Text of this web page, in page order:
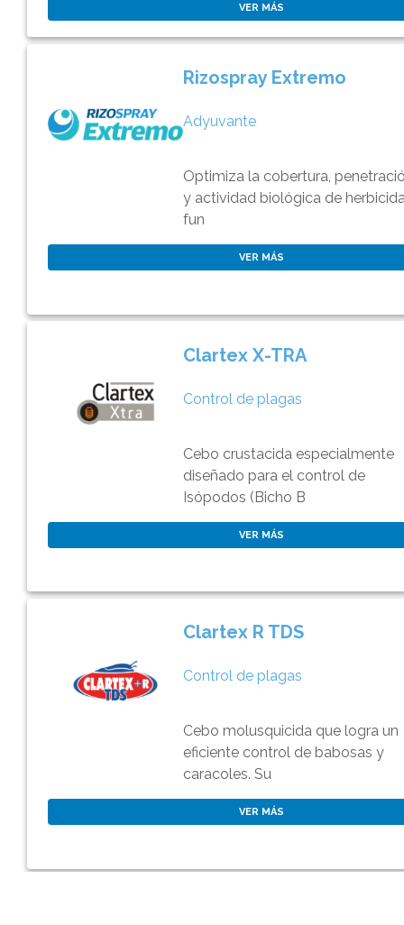
VER MÁS
Rizospray Extremo
Adyuvante
Optimiza la cobertura,
y actividad biológica de
fun
VER MÁS
Clartex X-TRA
Control de plagas
Cebo crustacida especialmente
diseñado para el control de
Isópodos (Bicho B
VER MÁS
Clartex R TDS
Control de plagas
Cebo molusquicida que logra un
eficiente control de babosas y
caracoles. Su
VER MÁS